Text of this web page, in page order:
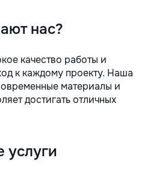
нас?
качество работы и
к каждому проекту. Наша
материалы и
достигать отличных
услуги